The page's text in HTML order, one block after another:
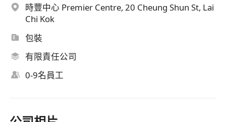
時豐中心 Premier Centre, 20 Cheung Shun St, Lai
Chi Kok
包裝
有限責任公司
0-9名員工